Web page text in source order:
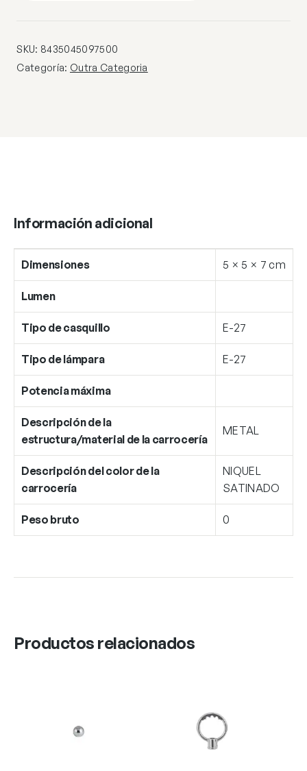
SKU: 8435045097500
Categoría: Outra Categoria
Información adicional
Dimensiones 5 × 5 × 7 cm
Lumen
Tipo de casquillo E-27
Tipo de lámpara E-27
Potencia máxima
Descripción de la
estructura/material de la carrocería
METAL
Descripción del color de la
carrocería
NIQUEL
SATINADO
Peso bruto 0
Productos relacionados